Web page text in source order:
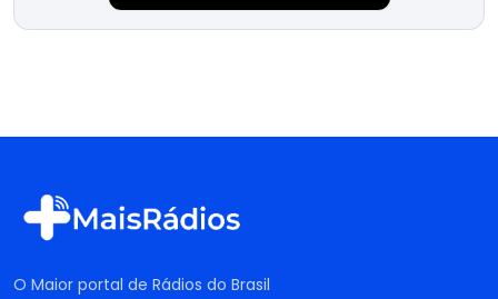
O Maior portal de Rádios do Brasil